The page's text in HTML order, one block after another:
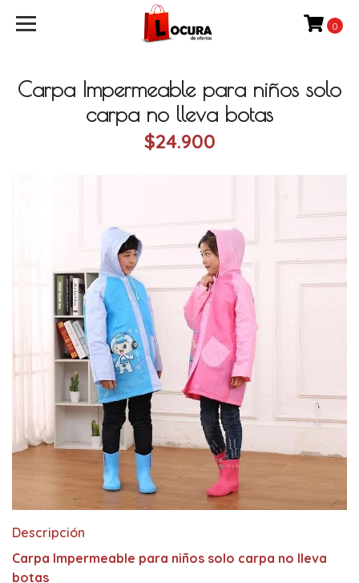
0
Carpa Impermeable para niños solo
carpa no lleva botas
$24.900
Descripción
Carpa Impermeable para niños solo carpa no lleva
botas